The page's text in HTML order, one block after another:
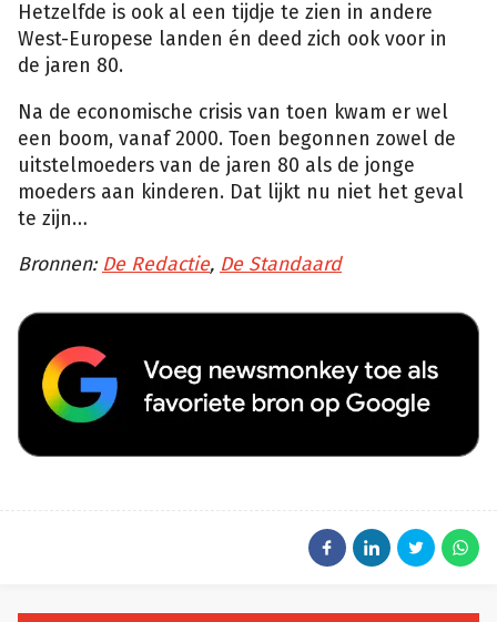
Hetzelfde is ook al een tijdje te zien in andere
West-Europese landen én deed zich ook voor in
de jaren 80.
Na de economische crisis van toen kwam er wel
een boom, vanaf 2000. Toen begonnen zowel de
uitstelmoeders van de jaren 80 als de jonge
moeders aan kinderen. Dat lijkt nu niet het geval
te zijn…
Bronnen:De Redactie, De Standaard